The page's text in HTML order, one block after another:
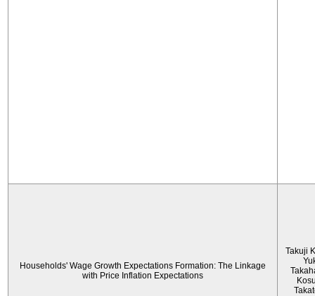
Households' Wage Growth Expectations Formation: The Linkage
with Price Inflation Expectations
Takuji